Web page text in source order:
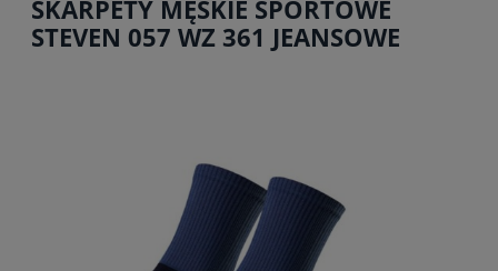
SKARPETY MĘSKIE SPORTOWE
STEVEN 057 WZ 361 JEANSOWE